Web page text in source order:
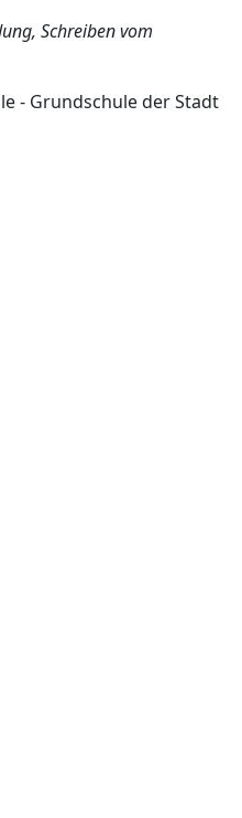
Schreiben vom
- Grundschule der Stadt